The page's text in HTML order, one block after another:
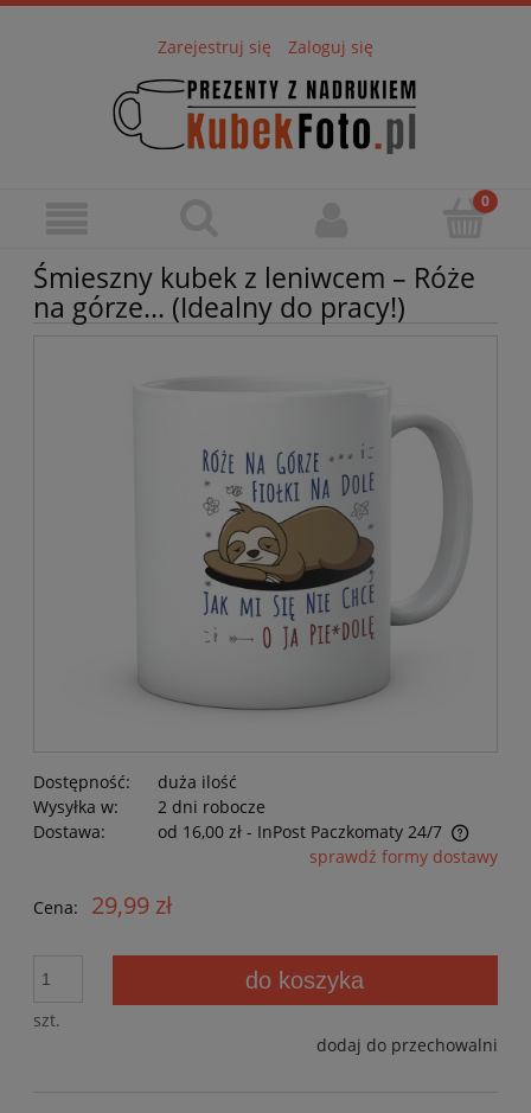
Zarejestruj się Zaloguj się
Śmieszny kubek z leniwcem – Róże
na górze... (Idealny do pracy!)
Dostępność:
duża ilość
Wysyłka w:
2 dni robocze
Dostawa:
od 16,00 zł - InPost Paczkomaty 24/7
Cena nie zawiera ewentualnych kosztów płatności
sprawdź formy dostawy
Cena: 29,99 zł
szt.
do koszyka
dodaj do przechowalni